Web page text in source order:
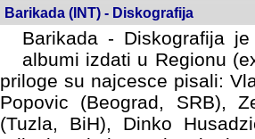
Barikada (INT) - Diskografija
Barikada - Diskografija
albumi izdati u Regionu
priloge su najcesce pisali:
Popovic (Beograd, SRB),
(Tuzla, BiH), Dinko